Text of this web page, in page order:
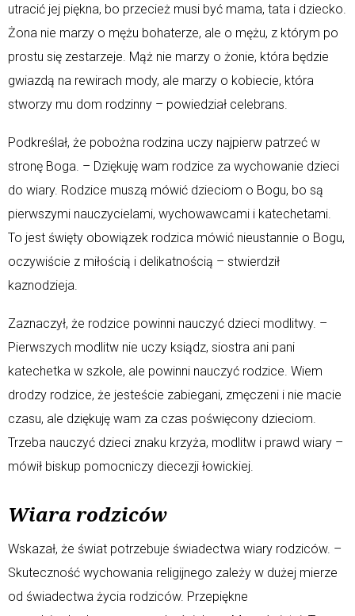
utracić jej piękna, bo przecież musi być mama, tata i dziecko.
Żona nie marzy o mężu bohaterze, ale o mężu, z którym po
prostu się zestarzeje. Mąż nie marzy o żonie, która będzie
gwiazdą na rewirach mody, ale marzy o kobiecie, która
stworzy mu dom rodzinny – powiedział celebrans.
Podkreślał, że pobożna rodzina uczy najpierw patrzeć w
stronę Boga. – Dziękuję wam rodzice za wychowanie dzieci
do wiary. Rodzice muszą mówić dzieciom o Bogu, bo są
pierwszymi nauczycielami, wychowawcami i katechetami.
To jest święty obowiązek rodzica mówić nieustannie o Bogu,
oczywiście z miłością i delikatnością – stwierdził
kaznodzieja.
Zaznaczył, że rodzice powinni nauczyć dzieci modlitwy. –
Pierwszych modlitw nie uczy ksiądz, siostra ani pani
katechetka w szkole, ale powinni nauczyć rodzice. Wiem
drodzy rodzice, że jesteście zabiegani, zmęczeni i nie macie
czasu, ale dziękuję wam za czas poświęcony dzieciom.
Trzeba nauczyć dzieci znaku krzyża, modlitw i prawd wiary –
mówił biskup pomocniczy diecezji łowickiej.
Wiara rodziców
Wskazał, że świat potrzebuje świadectwa wiary rodziców. –
Skuteczność wychowania religijnego zależy w dużej mierze
od świadectwa życia rodziców. Przepiękne